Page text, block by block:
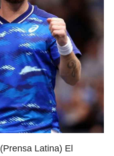
Latina) El